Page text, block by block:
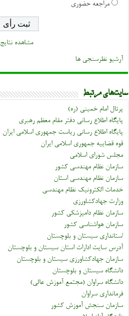
مراجعه حضوری
مشاهده نتایج
آرشیو نظرسنجی ها
سایت‌های مرتبط
پرتال امام خمینی (ره)
پایگاه اطلاع رسانی دفتر مقام معظم رهبری
پایگاه اطلاع رسانی ریاست جمهوری اسلامی ایران
قوه قضاییه جمهوری اسلامی ایران
مجلس شورای اسلامی
سازمان نظام مهندسی کشور
سازمان نظام مهندسی استان
خدمات الکترونیک نظام مهندسی
وزارت جهادکشاورزی
سازمان نظام دامپزشکی کشور
سازمان هواشناسی کشور
استانداری سیستان و بلوچستان
آدرس سایت ادارات استان سیستان و بلوچستان
سازمان جهادکشاورزی سیستان و بلوچستان
دانشگاه سیستان و بلوچستان
دانشگاه سراوان (مجتمع آموزش عالی)
فرمانداری سراوان
سازمان سنجش آموزش کشور